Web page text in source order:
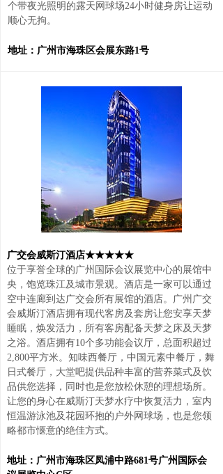
个带夜光照明的露天网球场24小时健身房让运动
顺心无拘。
地址：广州市海珠区会展东路1号
广交会威斯汀酒店★★★★★
位于享誉全球的广州国际会议展览中心的展馆中
央，饱览珠江及城市景观。酒店是一家可以通过
空中连廊到达广交会所有展馆的酒店。广州广交
会威斯汀酒店拥有现代客房及套房让您安享天梦
睡眠，焕发活力，所有客房配备天梦之床及天梦
之浴。酒店拥有10个多功能会议厅，总面积超过
2,800平方米。知味西餐厅，中国元素中餐厅，舞
日式餐厅，大堂吧提供品种丰富的营养菜式及饮
品供您选择，同时也是您放松休憩的理想场所。
让您的身心在威斯汀天梦水疗中恢复活力，室内
恒温游泳池及花园环抱的户外网球场，也是您领
略都市惬意的绝佳方式。
地址：广州市海珠区凤浦中路681号广州国际会